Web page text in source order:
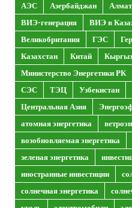
АЭС Азербайджан
ВИЭ-генерация
ВИЭ в
Великобритания
ГЭС
Казахстан
Китай
Министерство Энергетики РК
СЭС
ТЭЦ Узбекистан
Центральная Азия
атомная энергетика
возобновляемая энергетика
зеленая энергетика
иностранные инвестиции
солнечная энергетика